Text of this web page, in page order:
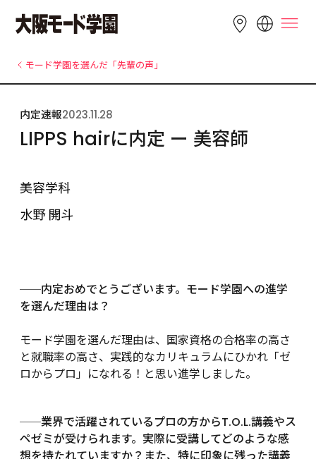
English 简体中文 繁體中文
한국어 Tiếng Việt
Indonesia
モード学園を選んだ「先輩の声」
内定速報2023.11.28
LIPPS hairに内定 ー 美容師
──内定おめでとうございます。モード学園への進学
を選んだ理由は？
モード学園を選んだ理由は、国家資格の合格率の高さ
と就職率の高さ、実践的なカリキュラムにひかれ「ゼ
ロからプロ」になれる！と思い進学しました。
──業界で活躍されているプロの方からT.O.L.講義やス
ペゼミが受けられます。実際に受講してどのような感
想を持たれていますか？また、特に印象に残った講義